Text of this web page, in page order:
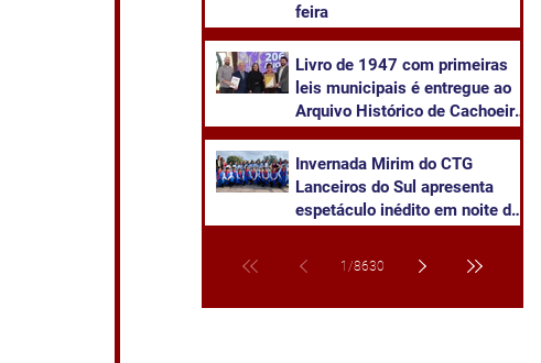
feira
Livro de 1947 com primeiras
leis municipais é entregue ao
Arquivo Histórico de Cachoeira
Invernada Mirim do CTG
Lanceiros do Sul apresenta
espetáculo inédito em noite de
1 /8630